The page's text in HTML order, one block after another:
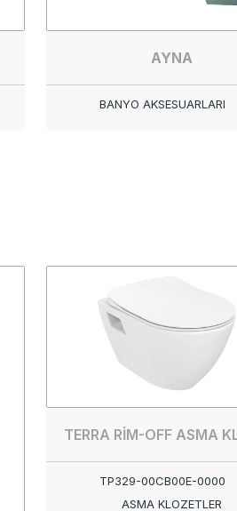
AYNA
BANYO AKSESUARLARI
TERRA RİM-OFF ASMA
TP329-00CB00E-0000
ASMA KLOZETLER